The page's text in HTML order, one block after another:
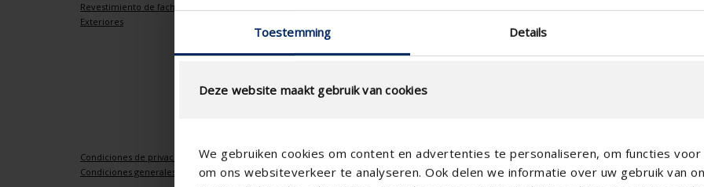
Toestemming Details
Deze website maakt gebruik van cookies
We gebruiken cookies om content en advertenties te personaliseren, om functies
om ons websiteverkeer te analyseren. Ook delen we informatie over uw gebruik van
Revestimiento de fachadas
Exteriores
Showroom & Concept Home
Industriezone 2 Vijverdam
Maalbeekstraat 10
B-8790 WAREGEM
+32 56 30 30 00
Condiciones de privacidad
Condiciones generales